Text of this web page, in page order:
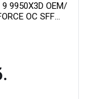
9950X3D OEM/
OC SFF